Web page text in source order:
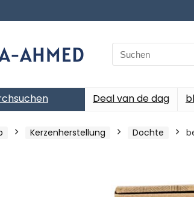
Search
for:
Deal van de dag
Kerzenherstellung Dochte